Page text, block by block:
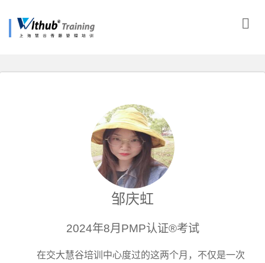
邹庆虹
2024年8月PMP认证®考试
在交大慧谷培训中心度过的这两个月，不仅是一次